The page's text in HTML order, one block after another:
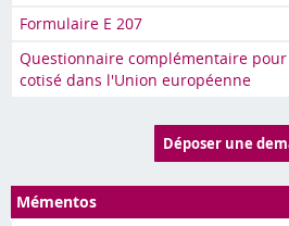
Formulaire E 207
Questionnaire complémentaire pour
cotisé dans l'Union européenne
Déposer une
Mémentos